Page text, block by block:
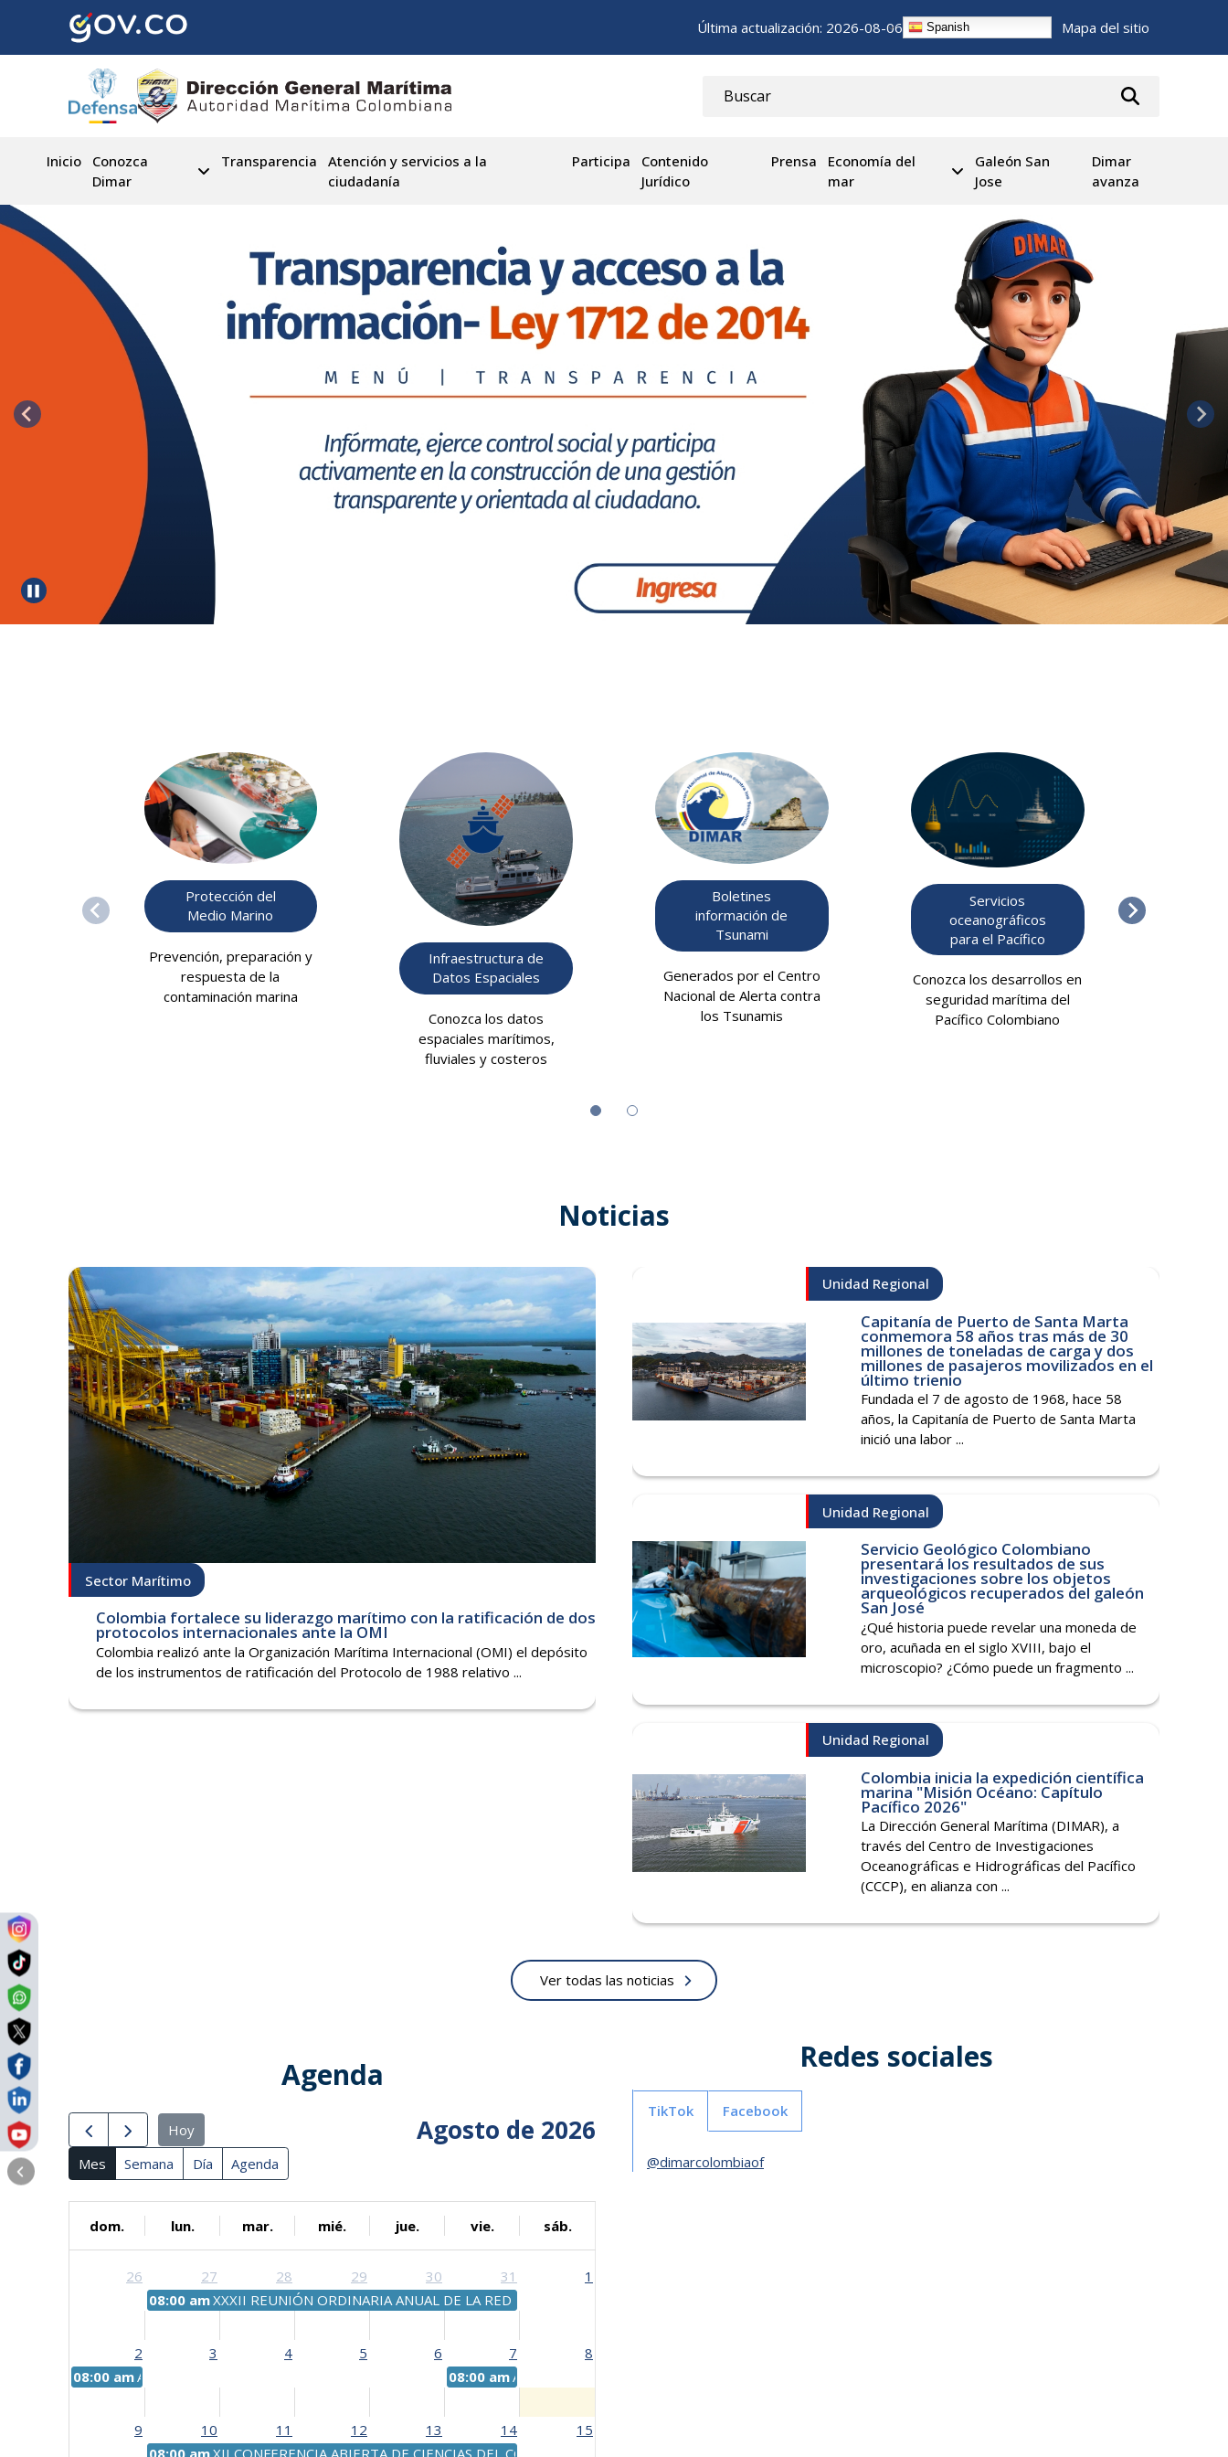
contenido
Última actualización: 2026-08-06 Spanish Mapa del sitio
Inicio
Conozca
Dimar
Transparencia
Atención y servicios a la
ciudadanía
Participa
Contenido
Jurídico
Prensa
Economía del
mar
Galeón San
Jose
Dimar
avanza
Protección del
Medio Marino
Prevención, preparación y
respuesta de la
contaminación marina
Infraestructura de
Datos Espaciales
Conozca los datos
espaciales marítimos,
fluviales y costeros
Boletines
información de
Tsunami
Generados por el Centro
Nacional de Alerta contra
los Tsunamis
Servicios
oceanográficos
para el Pacífico
Conozca los desarrollos en
seguridad marítima del
Pacífico Colombiano
Noticias
Sector Marítimo
Colombia fortalece su liderazgo marítimo con la ratificación de dos
protocolos internacionales ante la OMI
Colombia realizó ante la Organización Marítima Internacional (OMI) el depósito
de los instrumentos de ratificación del Protocolo de 1988 relativo ...
Unidad Regional
Capitanía de Puerto de Santa Marta
conmemora 58 años tras más de 30
millones de toneladas de carga y dos
millones de pasajeros movilizados en el
último trienio
Fundada el 7 de agosto de 1968, hace 58
años, la Capitanía de Puerto de Santa Marta
inició una labor ...
Unidad Regional
Servicio Geológico Colombiano
presentará los resultados de sus
investigaciones sobre los objetos
arqueológicos recuperados del galeón
San José
¿Qué historia puede revelar una moneda de
oro, acuñada en el siglo XVIII, bajo el
microscopio? ¿Cómo puede un fragmento ...
Unidad Regional
Colombia inicia la expedición científica
marina "Misión Océano: Capítulo
Pacífico 2026"
La Dirección General Marítima (DIMAR), a
través del Centro de Investigaciones
Oceanográficas e Hidrográficas del Pacífico
(CCCP), en alianza con ...
Ver todas las noticias
Agenda
Hoy Agosto de 2026
Mes Semana Día Agenda
dom. lun. mar. mié. jue. vie. sáb.
26 27 28 29 30 31
1
08:00 amXXXII REUNIÓN ORDINARIA ANUAL DE LA RED OPERATIVA DE COOPERACIÓN REGIONAL DE AUTORIDADES MARÍTIMAS DE CENTROAMÉRICA Y REPÚBLICA
2 3 4 5 6 7
8
08:00 amAniversario Capitanía de Puerto de Puerto Leguízamo08:00 amAniversario Capitanía de Puerto de Santa Marta
9 10 11 12 13 14
15
08:00 amXII CONFERENCIA ABIERTA DE CIENCIAS DEL COMITÉ CIENTÍFICO PARA LA INVESTIGACIÓN EN LA ANTÁRTIDA (SCAR CONFERENCE). Lugar: Oslo, Noruega.
Redes sociales
TikTok Facebook
@dimarcolombiaof